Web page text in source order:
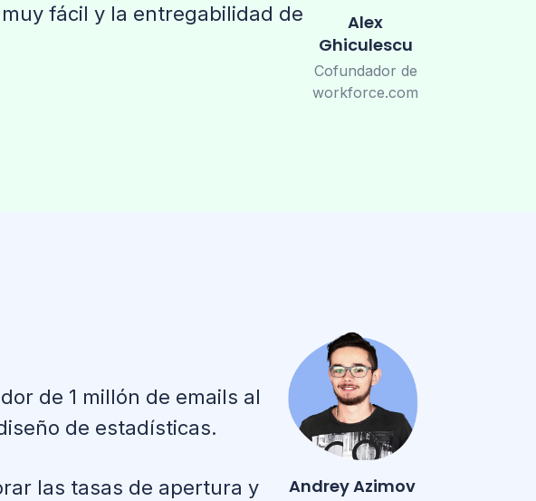
fácil y la entregabilidad de
Alex
Ghiculescu
Cofundador de
workforce.com
de 1 millón de emails al
de estadísticas.
las tasas de apertura y
Andrey Azimov